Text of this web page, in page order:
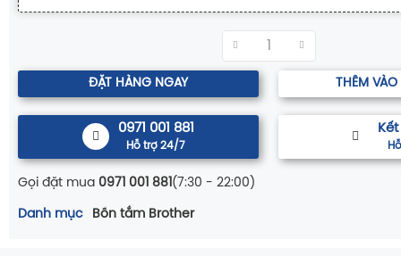
ĐẶT HÀNG NGAY THÊM
0971 001 881
Hỗ trợ 24/7
Gọi đặt mua 0971 001 881 (7:30 - 22:00)
Danh mục Bồn tắm Brother